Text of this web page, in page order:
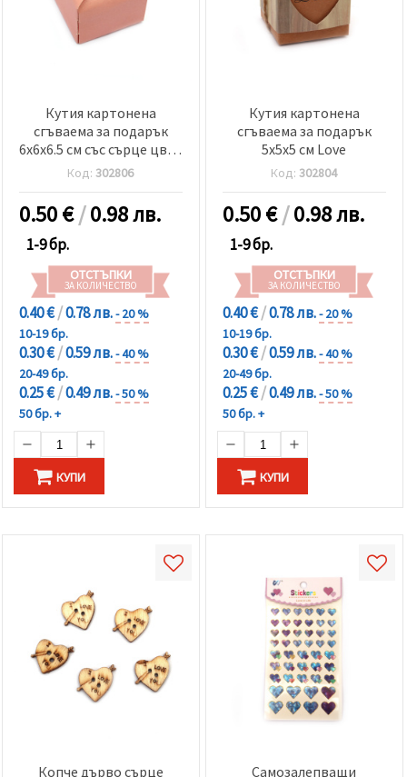
Кутия картонена
сгъваема за подарък
6x6x6.5 см със сърце цвят
перлено розов
Код:302806
0.50€/0.98 лв.
1-9 бр.
ОТСТЪПКИ
ЗА КОЛИЧЕСТВО
0.40 €/0.78 лв.- 20 %
10-19 бр.
0.30 €/0.59 лв.- 40 %
20-49 бр.
0.25 €/0.49 лв.- 50 %
50 бр. +
КУПИ
Кутия картонена
сгъваема за подарък
5x5x5 см Love
Код:302804
0.50€/0.98 лв.
1-9 бр.
ОТСТЪПКИ
ЗА КОЛИЧЕСТВО
0.40 €/0.78 лв.- 20 %
10-19 бр.
0.30 €/0.59 лв.- 40 %
20-49 бр.
0.25 €/0.49 лв.- 50 %
50 бр. +
КУПИ
Копче дърво сърце
Самозалепващи